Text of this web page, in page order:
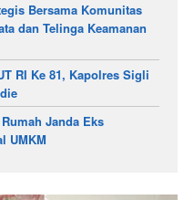
Bersama Komunitas
dan Telinga Keamanan
RI Ke 81, Kapolres Sigli
Janda Eks
UMKM